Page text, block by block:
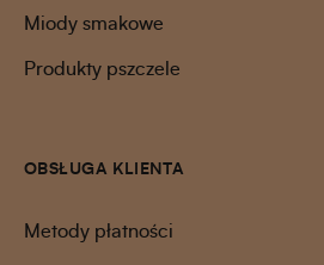
Miody smakowe
Produkty pszczele
OBSŁUGA KLIENTA
Metody płatności